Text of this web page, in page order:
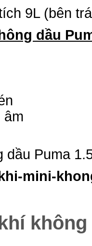
9L (bên
dầu
dầu Puma
mini-
không